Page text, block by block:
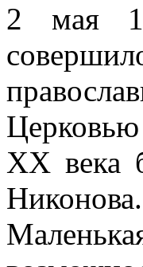
2 мая
XX века
Никонова.